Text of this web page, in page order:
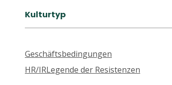
Kulturtyp
Geschäftsbedingungen
HR/IRLegende der Resistenzen